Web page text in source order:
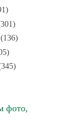
(136)
фото,